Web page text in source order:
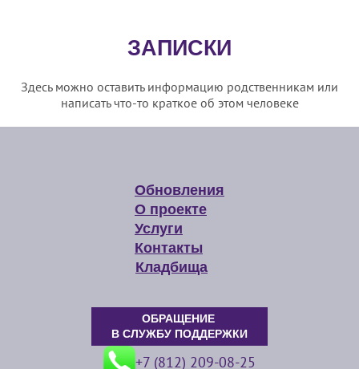
ЗАПИСКИ
Здесь можно оставить информацию родственникам или
написать что-то краткое об этом человеке
Обновления
О проекте
Услуги
Контакты
Кладбища
ОБРАЩЕНИЕ
В СЛУЖБУ ПОДДЕРЖКИ
+7 (812) 209-08-25